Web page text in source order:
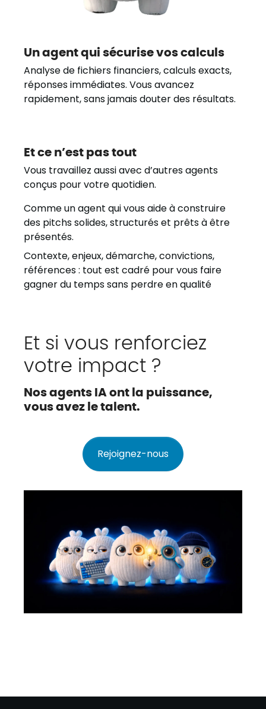
Un agent qui sécurise vos calculs
Analyse de fichiers financiers, calculs exacts,
réponses immédiates. Vous avancez
rapidement, sans jamais douter des résultats.
Et ce n’est pas tout
Vous travaillez aussi avec d’autres agents
conçus pour votre quotidien.
Comme un agent qui vous aide à construire
des pitchs solides, structurés et prêts à être
présentés.
Contexte, enjeux, démarche, convictions,
références : tout est cadré pour vous faire
gagner du temps sans perdre en qualité
Et si vous renforciez
votre impact ?
Nos agents IA ont la puissance,
vous avez le talent.
Rejoignez-nous